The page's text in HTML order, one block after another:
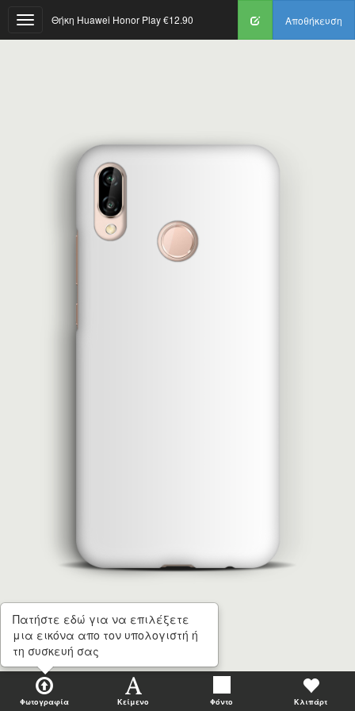
Αποθήκευση
Θήκη Huawei Honor Play€12.90
Φωτογραφία
Πατήστε εδώ για να επιλέξετε
μια εικόνα απο τον υπολογιστή ή
τη συσκευή σας
Κείμενο Φόντο Κλιπάρτ